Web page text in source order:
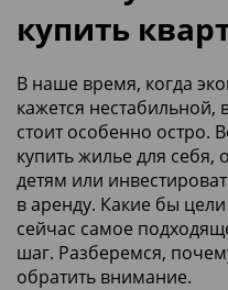
купить
В наше время, когда
кажется нестабильной,
стоит особенно остро.
купить жилье для себя,
детям или
в аренду. Какие бы
сейчас самое
шаг. Разберемся,
обратить внимание.